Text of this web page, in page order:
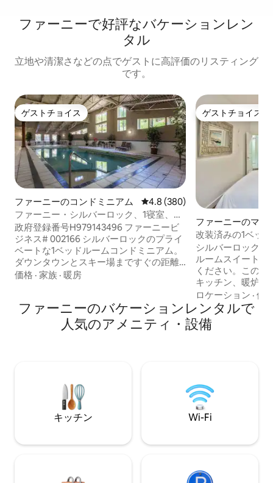
ファーニーで好評なバケーションレン
タル
立地や清潔さなどの点でゲストに高評価のリスティング
です。
ゲストチョイス
ゲストチョイス
ファーニーのコンドミニアム レビュー380件、5つ星中4.8つ
4.8 (380)
ファーニー・シルバーロック、1寝室、ジ
ャグジー、プール、サウナ、ジム
政府登録番号H979143496 ファーニービ
ジネス# 002166 シルバーロックのプライ
ベートな1ベッドルームコンドミニアム。
ダウンタウンとスキー場まですぐの距離
です。ファーニーの素晴らしいマウンテ
イズベッド、BBQ付きバルコニーをお楽
しみください。スチームルーム、ホット
タブ、ジム、地下の自転車置き場、スキ
Fi、NetFlix、ユニット内に洗濯乾燥機。
価格 · 家族 · 暖房
ゲストチョイス
ゲストチョイス
ファーニーのマン
パート
改装済みの1ベッ
ク・コンドミニア
シルバーロックコ
ルームスイートで
ください。この
キッチン、暖炉、
ーベキューグリ
パティオが備わっ
ォーム・マットレ
ッドとソファベッ
Prime、Disney
が含まれています
駐車場と追加の屋
ロケーション ·価
ファーニーのバケーションレンタルで
人気のアメニティ・設備
キッチン Wi-Fi